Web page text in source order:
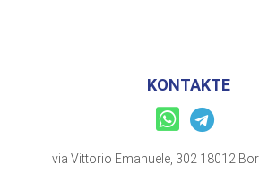
KONTAKTE
via Vittorio Emanuele, 302 18012